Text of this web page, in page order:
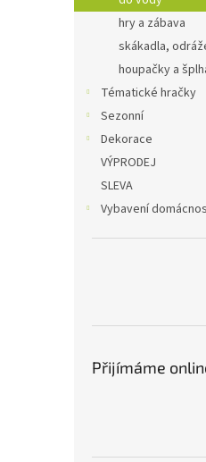
a
hry a zábava
skákadla,
houpačky a
Tématické hračky
Sezonní
Dekorace
VÝPRODEJ
SLEVA
Vybavení
Přijímáme